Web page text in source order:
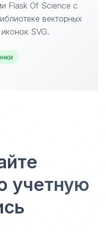
Flask Of Science с
векторных
SVG.
учетную